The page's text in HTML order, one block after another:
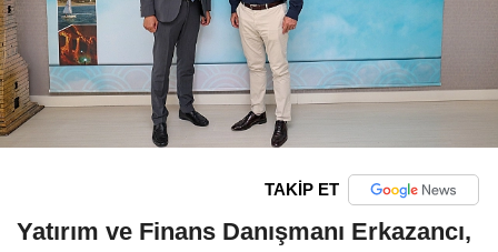
TAKİP ET
Yatırım ve Finans Danışmanı Erkazancı,